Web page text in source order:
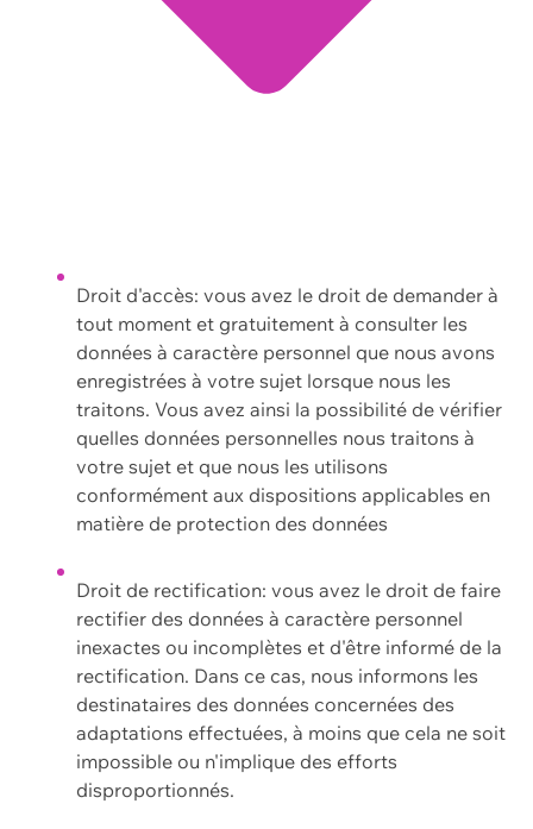
Droit d'accès: vous avez le droit de demander à
tout moment et gratuitement à consulter les
données à caractère personnel que nous avons
enregistrées à votre sujet lorsque nous les
traitons. Vous avez ainsi la possibilité de vérifier
quelles données personnelles nous traitons à
votre sujet et que nous les utilisons
conformément aux dispositions applicables en
matière de protection des données
Droit de rectification: vous avez le droit de faire
rectifier des données à caractère personnel
inexactes ou incomplètes et d'être informé de la
rectification. Dans ce cas, nous informons les
destinataires des données concernées des
adaptations effectuées, à moins que cela ne soit
impossible ou n'implique des efforts
disproportionnés.